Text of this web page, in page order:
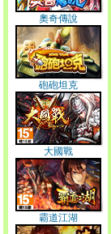
奧奇傳說
砲砲坦克
大國戰
霸道江湖